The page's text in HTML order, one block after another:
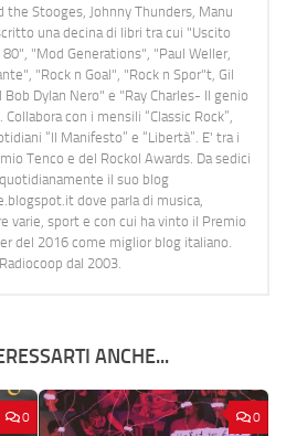
the Stooges, Johnny Thunders, Manu
una decina di libri tra cui "Uscito
"Mod Generations", "Paul Weller,
"Rock n Goal", "Rock n Spor"t, Gil
Dylan Nero" e "Ray Charles- Il genio
con i mensili “Classic Rock”,
“Il Manifesto” e “Libertà”. E' tra i
Tenco e del Rockol Awards. Da sedici
il suo blog
dove parla di musica,
varie, sport e con cui ha vinto il Premio
del 2016 come miglior blog italiano.
dal 2003.
ANCHE...
0 0